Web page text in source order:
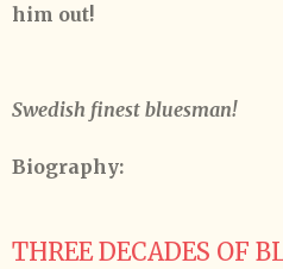
him out!
Swedish finest bluesman!
Biography:
THREE DECADES OF